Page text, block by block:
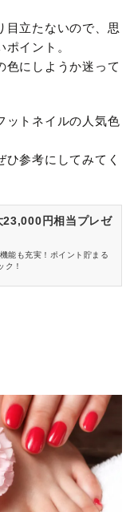
目立たないので、思
イント。
色にしようか迷って
ットネイルの人気色
参考にしてみてく
23,000円相当プレゼ
能も充実！ポイント貯まる
ク！